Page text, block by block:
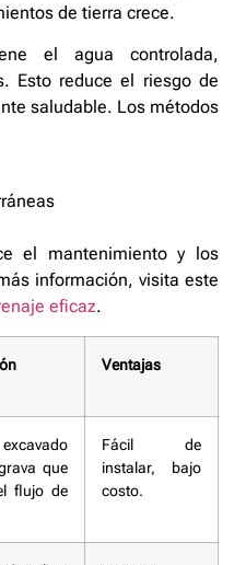
de tierra crece.
el agua controlada,
Esto reduce el riesgo de
saludable. Los métodos
el mantenimiento y los
información, visita este
eficaz.
Ventajas
que
flujo de
Fácil de
instalar, bajo
costo.